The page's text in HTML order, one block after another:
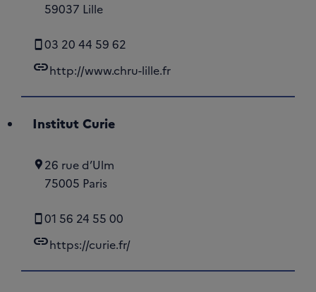
59037 Lille
03 20 44 59 62
linkhttp://www.chru-lille.fr
Institut Curie
26 rue d’Ulm
75005 Paris
01 56 24 55 00
linkhttps://curie.fr/